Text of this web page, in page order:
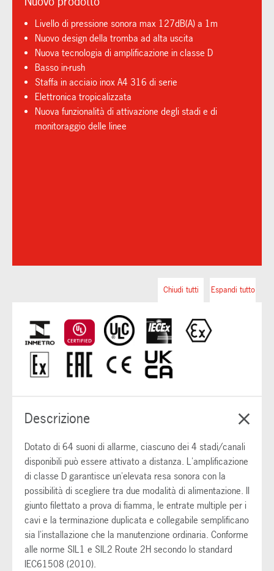
Livello di pressione sonora max 127dB(A) a 1m
Nuovo design della tromba ad alta uscita
Nuova tecnologia di amplificazione in classe D
Basso in-rush
Staffa in acciaio inox A4 316 di serie
Elettronica tropicalizzata
Nuova funzionalità di attivazione degli stadi e di
monitoraggio delle linee
Espandi tutto
Chiudi tutti
Descrizione
Dotato di 64 suoni di allarme, ciascuno dei 4 stadi/canali
disponibili può essere attivato a distanza. L'amplificazione
di classe D garantisce un'elevata resa sonora con la
possibilità di scegliere tra due modalità di alimentazione. Il
giunto filettato a prova di fiamma, le entrate multiple per i
cavi e la terminazione duplicata e collegabile semplificano
sia l'installazione che la manutenzione ordinaria. Conforme
alle norme SIL1 e SIL2 Route 2H secondo lo standard
IEC61508 (2010).